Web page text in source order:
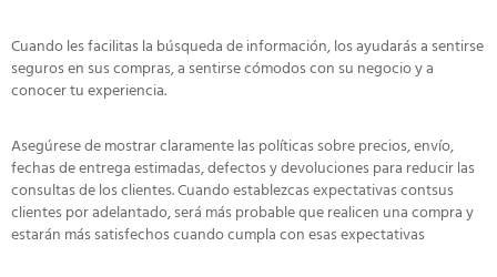
Cuando les facilitas la búsqueda de información, los ayudarás a sentirse
seguros en sus compras, a sentirse cómodos con su negocio y a
conocer tu experiencia.
Asegúrese de mostrar claramente las políticas sobre precios, envío,
fechas de entrega estimadas, defectos y devoluciones para reducir las
consultas de los clientes. Cuando establezcas expectativas contsus
clientes por adelantado, será más probable que realicen una compra y
estarán más satisfechos cuando cumpla con esas expectativas